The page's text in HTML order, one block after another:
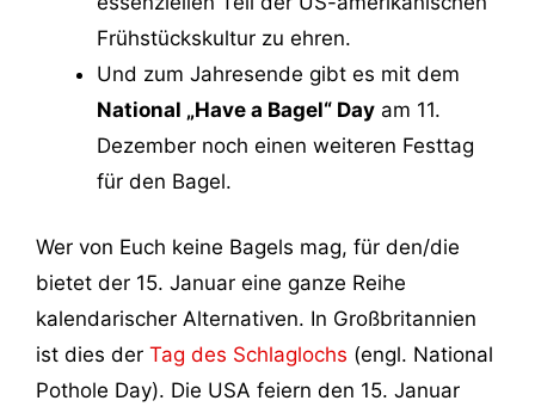
Frühstückskultur zu ehren.
Und zum Jahresende gibt es mit dem
National „Have a Bagel“ Day am 11.
Dezember noch einen weiteren Festtag
für den Bagel.
Wer von Euch keine Bagels mag, für den/die
bietet der 15. Januar eine ganze Reihe
kalendarischer Alternativen. In Großbritannien
ist dies der Tag des Schlaglochs (engl. National
Pothole Day). Die USA feiern den 15. Januar